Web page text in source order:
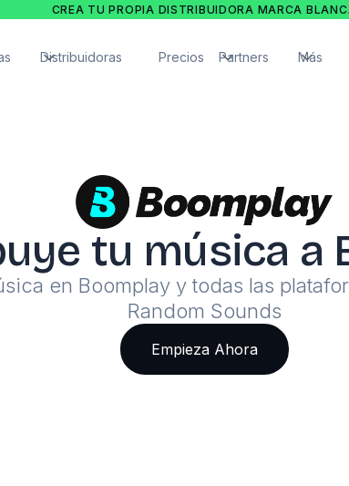
CREA TU PROPIA DISTRIBUIDORA MARCA
Distribuidoras Precios Partners Más
tu música a
en Boomplay y todas las
Random Sounds
Empieza Ahora